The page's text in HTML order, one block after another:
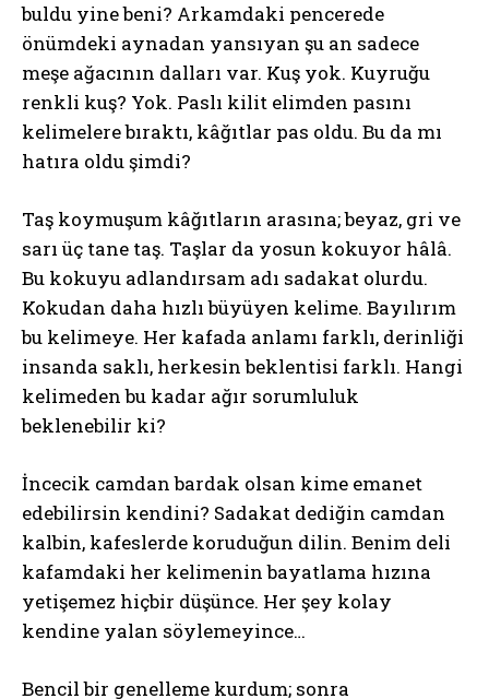
buldu yine beni? Arkamdaki pencerede
önümdeki aynadan yansıyan şu an sadece
meşe ağacının dalları var. Kuş yok. Kuyruğu
renkli kuş? Yok. Paslı kilit elimden pasını
kelimelere bıraktı, kâğıtlar pas oldu. Bu da mı
hatıra oldu şimdi?
Taş koymuşum kâğıtların arasına; beyaz, gri ve
sarı üç tane taş. Taşlar da yosun kokuyor hâlâ.
Bu kokuyu adlandırsam adı sadakat olurdu.
Kokudan daha hızlı büyüyen kelime. Bayılırım
bu kelimeye. Her kafada anlamı farklı, derinliği
insanda saklı, herkesin beklentisi farklı. Hangi
kelimeden bu kadar ağır sorumluluk
beklenebilir ki?
İncecik camdan bardak olsan kime emanet
edebilirsin kendini? Sadakat dediğin camdan
kalbin, kafeslerde koruduğun dilin. Benim deli
kafamdaki her kelimenin bayatlama hızına
yetişemez hiçbir düşünce. Her şey kolay
kendine yalan söylemeyince…
Bencil bir genelleme kurdum; sonra